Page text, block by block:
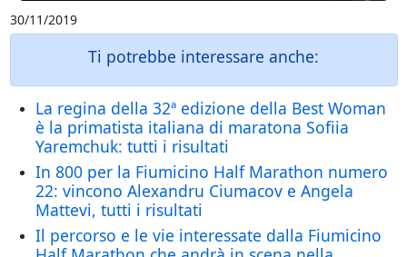
30/11/2019
Ti potrebbe interessare anche:
La regina della 32ª edizione della Best Woman
è la primatista italiana di maratona Sofiia
Yaremchuk: tutti i risultati
In 800 per la Fiumicino Half Marathon numero
22: vincono Alexandru Ciumacov e Angela
Mattevi, tutti i risultati
Il percorso e le vie interessate dalla Fiumicino